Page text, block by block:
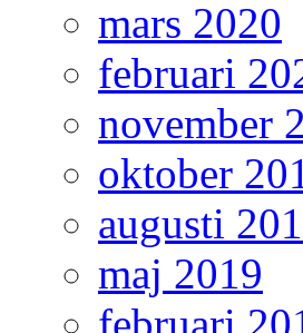
mars 2020
februari
november
oktober
augusti
maj 2019